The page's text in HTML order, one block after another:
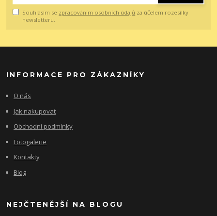
Souhlasím se zpracováním osobních údajů za účelem rozesílky
newsletteru.
INFORMACE PRO ZÁKAZNÍKY
O nás
Jak nakupovat
Obchodní podmínky
Fotogalerie
Kontakty
Blog
NEJČTENĚJŠÍ NA BLOGU